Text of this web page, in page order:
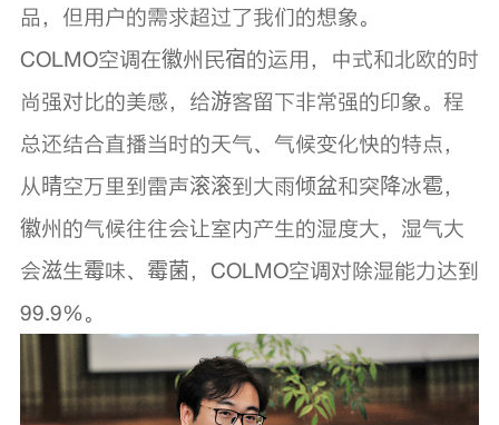
品，但用户的需求超过了我们的想象。
COLMO空调在徽州民宿的运用，中式和北欧的时
尚强对比的美感，给游客留下非常强的印象。程
总还结合直播当时的天气、气候变化快的特点，
从晴空万里到雷声滚滚到大雨倾盆和突降冰雹，
徽州的气候往往会让室内产生的湿度大，湿气大
会滋生霉味、霉菌，COLMO空调对除湿能力达到
99.9%。